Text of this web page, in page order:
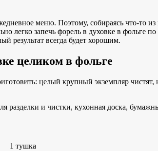
меню. Поэтому, собираясь что-то
легко запечь форель в духовке в
результат всегда будет хорошим.
целиком в фольге
целый крупный экземпляр
разделки и чистки, кухонная доска,
1 тушка